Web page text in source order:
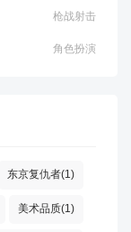
枪战射击
角色扮演
东京复仇者(1)
美术品质(1)